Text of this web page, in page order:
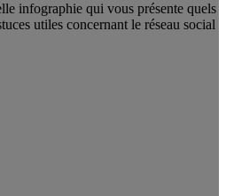
infographie qui vous présente quels
utiles concernant le réseau social